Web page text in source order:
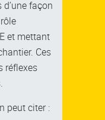
façon
et mettant
Ces
réflexes
peut citer :